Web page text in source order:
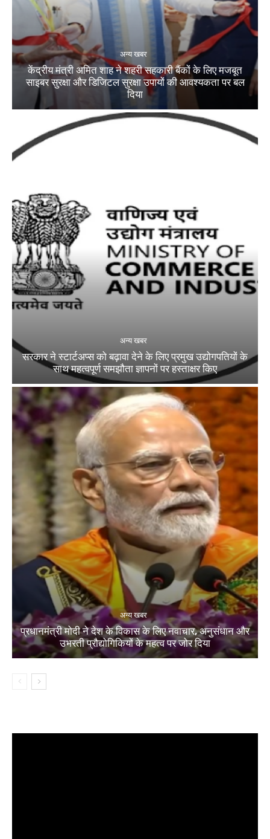
अन्य खबर
केंद्रीय मंत्री अमित शाह ने शहरी सहकारी बैंकों के लिए मजबूत
साइबर सुरक्षा और डिजिटल सुरक्षा उपायों की आवश्यकता पर बल
दिया
अन्य खबर
सरकार ने स्टार्टअप्‍स को बढ़ावा देने के लिए प्रमुख उद्योगपतियों के
साथ महत्‍वपूर्ण समझौता ज्ञापनों पर हस्‍ताक्षर किए
अन्य खबर
प्रधानमंत्री मोदी ने देश के विकास के लिए नवाचार, अनुसंधान और
उभरती प्रौद्योगिकियों के महत्व पर जोर दिया